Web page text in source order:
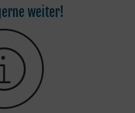
weiter!